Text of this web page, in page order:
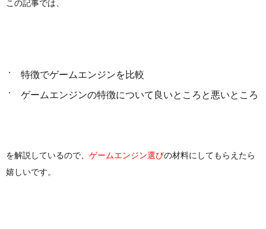
この記事では、
特徴でゲームエンジンを比較
ゲームエンジンの特徴について良いところと悪いところ
を解説しているので、 ゲームエンジン選びの材料にしてもらえたら
嬉しいです。